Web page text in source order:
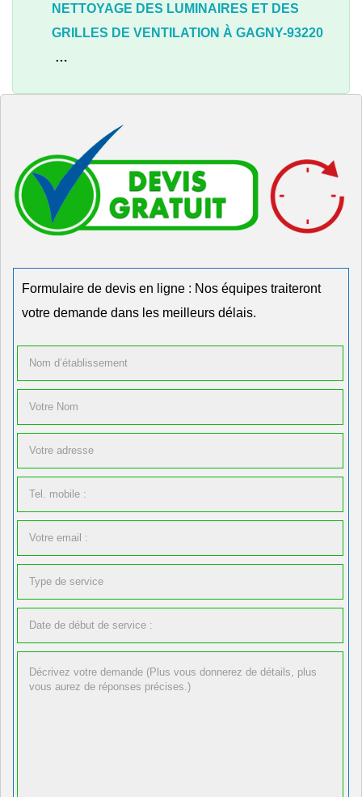
NETTOYAGE DES LUMINAIRES ET DES
GRILLES DE VENTILATION À GAGNY-93220
…
Formulaire de devis en ligne : Nos équipes traiteront
votre demande dans les meilleurs délais.